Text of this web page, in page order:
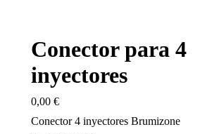
Conector para 4
inyectores
0,00 €
Conector 4 inyectores Brumizone